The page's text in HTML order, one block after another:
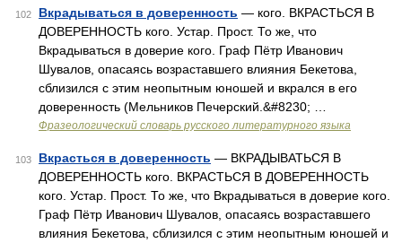
102 Вкрадываться в доверенность — кого. ВКРАСТЬСЯ В
ДОВЕРЕННОСТЬ кого. Устар. Прост. То же, что
Вкрадываться в доверие кого. Граф Пётр Иванович
Шувалов, опасаясь возраставшего влияния Бекетова,
сблизился с этим неопытным юношей и вкрался в его
доверенность (Мельников Печерский.&#8230; …
Фразеологический словарь русского литературного языка
103 Вкрасться в доверенность — ВКРАДЫВАТЬСЯ В
ДОВЕРЕННОСТЬ кого. ВКРАСТЬСЯ В ДОВЕРЕННОСТЬ
кого. Устар. Прост. То же, что Вкрадываться в доверие кого.
Граф Пётр Иванович Шувалов, опасаясь возраставшего
влияния Бекетова, сблизился с этим неопытным юношей и